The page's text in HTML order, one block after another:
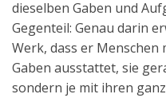
dieselben Gaben und
Gegenteil: Genau darin
Werk, dass er
Gaben ausstattet, sie
sondern je mit ihren